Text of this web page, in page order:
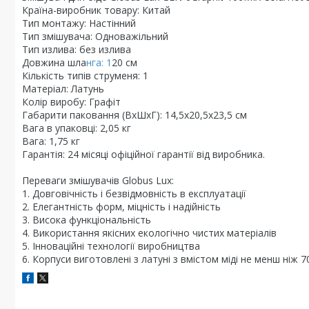
Країна-виробник товару: Китай
Тип монтажу: Настінний
Тип змішувача: Одноважільний
Тип излива: без излива
Довжина шланга: 1 20 см
Кількість типів струменя: 1
Матеріал: Латунь
Колір виробу: Графіт
Габарити паковання (ВхШхГ): 14,5х20,5х23,5 см
Вага в упаковці: 2,05 кг
Вага: 1,75 кг
Гарантія: 24 місяці офіційної гарантії від виробника.
Переваги змішувачів Globus Lux:
1. Довговічність і безвідмовність в експлуатації
2. Елегантність форм, міцність і надійність
3. Висока функціональність
4. Використання якісних екологічно чистих матеріалів
5. Інноваційні технології виробництва
6. Корпуси виготовлені з латуні з вмістом міді не менш ніж